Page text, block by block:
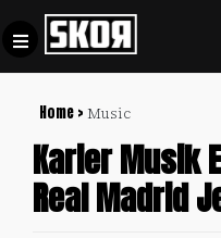
Home > Music
Karier Musik
Real Madrid
Football +
Culture +
Policy
Pedoman